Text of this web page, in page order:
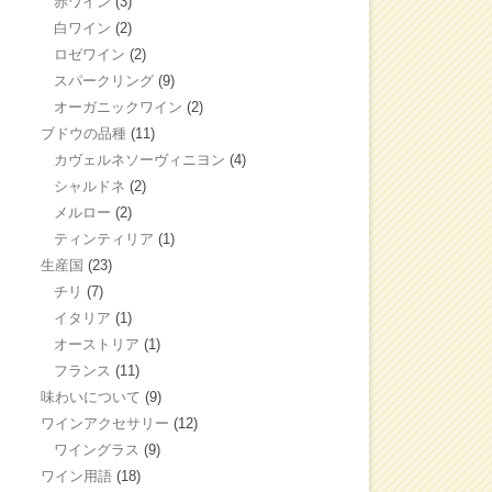
白ワイン (2)
ロゼワイン (2)
スパークリング (9)
オーガニックワイン (2)
ブドウの品種 (11)
カヴェルネソーヴィニヨン (4)
シャルドネ (2)
メルロー (2)
ティンティリア (1)
生産国 (23)
チリ (7)
イタリア (1)
オーストリア (1)
フランス (11)
味わいについて (9)
ワインアクセサリー (12)
ワイングラス (9)
ワイン用語 (18)